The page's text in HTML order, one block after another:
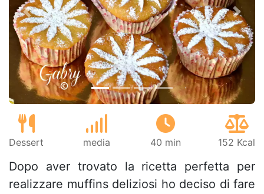
Precedente
Dessert media 40 min 152 Kcal
Dopo aver trovato la ricetta perfetta per
realizzare muffins deliziosi ho deciso di fare